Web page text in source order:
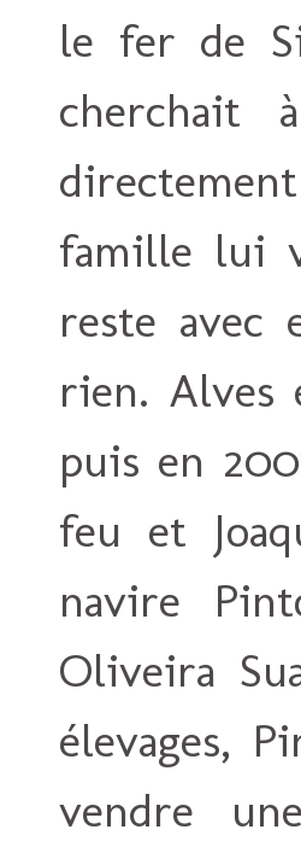
le fer de
cherchait
famille lui
reste
rien. Alves
puis en
feu et
navire
Oliveira
élevages,
vendre